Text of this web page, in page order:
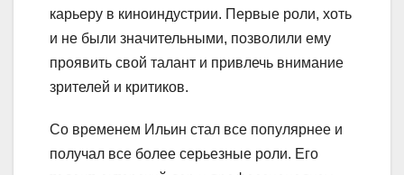
карьеру в киноиндустрии. Первые роли, хоть
и не были значительными, позволили ему
проявить свой талант и привлечь внимание
зрителей и критиков.
Со временем Ильин стал все популярнее и
получал все более серьезные роли. Его